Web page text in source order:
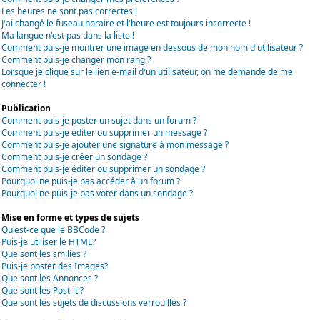
Les heures ne sont pas correctes !
J'ai changé le fuseau horaire et l'heure est toujours incorrecte !
Ma langue n'est pas dans la liste !
Comment puis-je montrer une image en dessous de mon nom d'utilisateur ?
Comment puis-je changer mon rang ?
Lorsque je clique sur le lien e-mail d'un utilisateur, on me demande de me
connecter !
Publication
Comment puis-je poster un sujet dans un forum ?
Comment puis-je éditer ou supprimer un message ?
Comment puis-je ajouter une signature à mon message ?
Comment puis-je créer un sondage ?
Comment puis-je éditer ou supprimer un sondage ?
Pourquoi ne puis-je pas accéder à un forum ?
Pourquoi ne puis-je pas voter dans un sondage ?
Mise en forme et types de sujets
Qu'est-ce que le BBCode ?
Puis-je utiliser le HTML?
Que sont les smilies ?
Puis-je poster des Images?
Que sont les Annonces ?
Que sont les Post-it ?
Que sont les sujets de discussions verrouillés ?